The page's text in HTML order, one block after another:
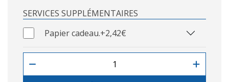
SERVICES SUPPLÉMENTAIRES
Papier cadeau.+2,42€